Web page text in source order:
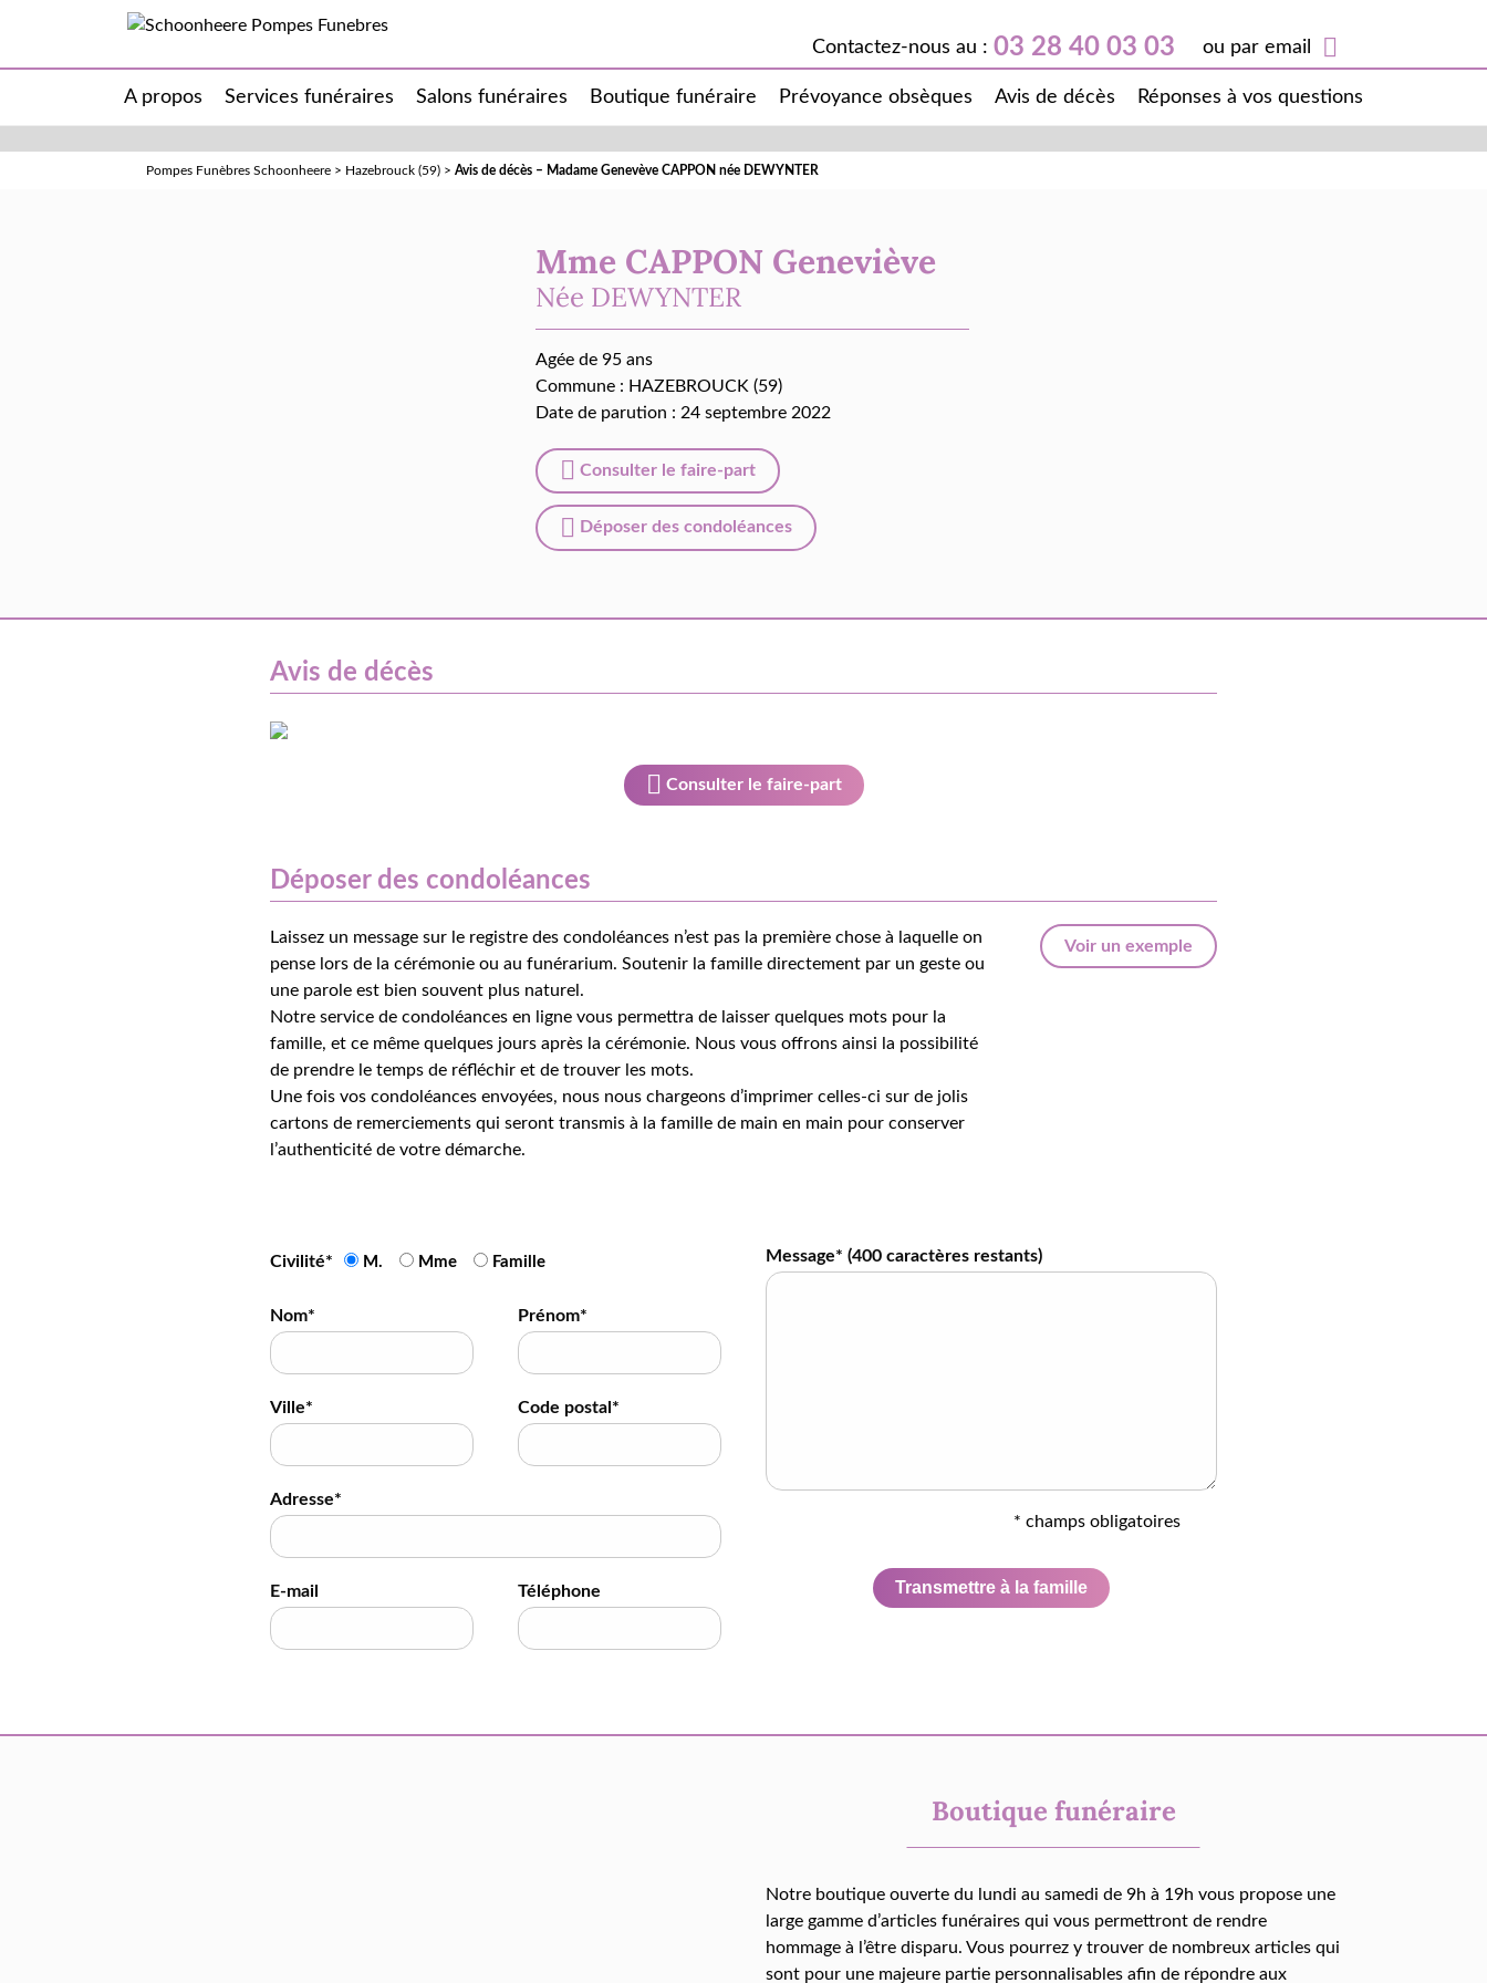
Contactez-nous au : 03 28 40 03 03 ou par email
A propos Services funéraires Salons funéraires Boutique funéraire Prévoyance obsèques Avis de décès Réponses à vos questions
Pompes Funèbres Schoonheere > Hazebrouck (59) > Avis de décès – Madame Genevève CAPPON née DEWYNTER
Mme CAPPON Geneviève
Née DEWYNTER
Agée de 95 ans
Commune : HAZEBROUCK (59)
Date de parution : 24 septembre 2022
Consulter le faire-part
Déposer des condoléances
Avis de décès
Consulter le faire-part
Déposer des condoléances
Laissez un message sur le registre des condoléances n’est pas la première chose à laquelle on
pense lors de la cérémonie ou au funérarium. Soutenir la famille directement par un geste ou
une parole est bien souvent plus naturel.
Notre service de condoléances en ligne vous permettra de laisser quelques mots pour la
famille, et ce même quelques jours après la cérémonie. Nous vous offrons ainsi la possibilité
de prendre le temps de réfléchir et de trouver les mots.
Une fois vos condoléances envoyées, nous nous chargeons d’imprimer celles-ci sur de jolis
cartons de remerciements qui seront transmis à la famille de main en main pour conserver
l’authenticité de votre démarche.
Voir un exemple
Civilité* M. Mme Famille
Nom* Prénom*
Ville* Code postal*
Adresse*
E-mail Téléphone
Message* (400 caractères restants)
* champs obligatoires
Transmettre à la famille
Boutique funéraire
Notre boutique ouverte du lundi au samedi de 9h à 19h vous propose une
large gamme d’articles funéraires qui vous permettront de rendre
hommage à l’être disparu. Vous pourrez y trouver de nombreux articles qui
sont pour une majeure partie personnalisables afin de répondre aux